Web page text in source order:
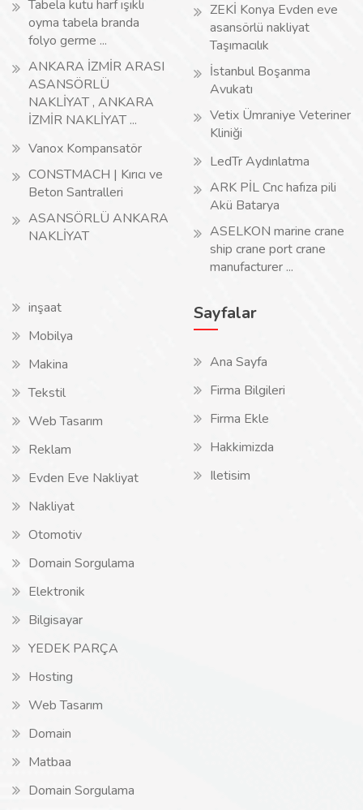
Tabela kutu harf ışıklı
oyma tabela branda
folyo germe ...
ANKARA İZMİR ARASI
ASANSÖRLÜ
NAKLİYAT , ANKARA
İZMİR NAKLİYAT ...
Vanox Kompansatör
CONSTMACH | Kırıcı ve
Beton Santralleri
ASANSÖRLÜ ANKARA
NAKLİYAT
ZEKİ Konya Evden eve
asansörlü nakliyat
Taşımacılık
İstanbul Boşanma
Avukatı
Vetix Ümraniye Veteriner
Kliniği
LedTr Aydınlatma
ARK PİL Cnc hafıza pili
Akü Batarya
ASELKON marine crane
ship crane port crane
manufacturer ...
inşaat
Mobilya
Makina
Tekstil
Web Tasarım
Reklam
Evden Eve Nakliyat
Nakliyat
Otomotiv
Domain Sorgulama
Elektronik
Bilgisayar
YEDEK PARÇA
Hosting
Web Tasarım
Domain
Matbaa
Domain Sorgulama
Sayfalar
Ana Sayfa
Firma Bilgileri
Firma Ekle
Hakkimizda
Iletisim